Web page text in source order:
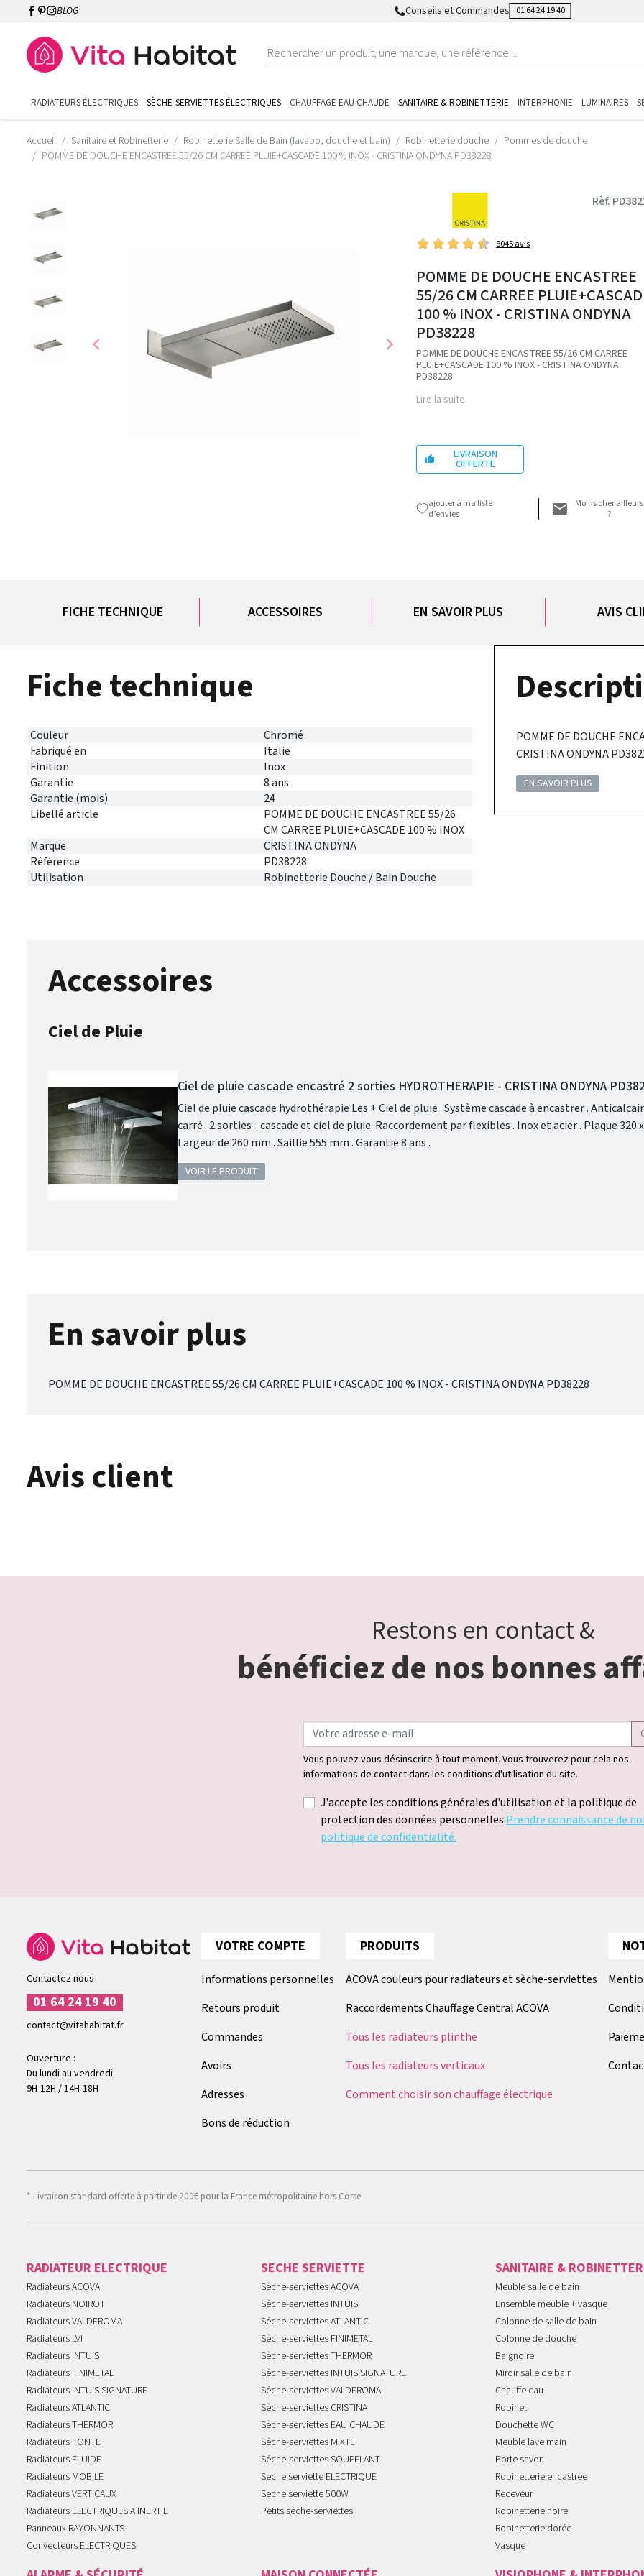
BLOG Conseils et Commandes 01 64 24 19 40
RADIATEURS ÉLECTRIQUES SÈCHE-SERVIETTES ÉLECTRIQUES CHAUFFAGE EAU CHAUDE SANITAIRE & ROBINETTERIE INTERPHONIE LUMINAIRES
Accueil Sanitaire et Robinetterie Robinetterie Salle de Bain (lavabo, douche et bain) Robinetterie douche
Pommes de douche
POMME DE DOUCHE ENCASTREE 55/26 CM CARREE PLUIE+CASCADE 100 % INOX - CRISTINA ONDYNA PD38228
chevron_left chevron_right
Rèf.
8045 avis
POMME DE DOUCHE ENCASTREE
55/26 CM CARREE
100 % INOX - CRISTINA ONDYNA
PD38228
POMME DE DOUCHE ENCASTREE 55/26 CM CARREE
PLUIE+CASCADE 100 % INOX - CRISTINA ONDYNA
PD38228
Lire la suite
 LIVRAISON
OFFERTE
ajouter à ma liste
d’envies
Moins cher ailleurs
?
FICHE TECHNIQUE ACCESSOIRES EN SAVOIR PLUS AVIS
Fiche technique
Couleur
Chromé
Fabriqué en
Italie
Finition
Inox
Garantie
8 ans
Garantie (mois)
24
Libellé article
POMME DE DOUCHE ENCASTREE 55/26
CM CARREE PLUIE+CASCADE 100 % INOX
Marque
CRISTINA ONDYNA
Référence
PD38228
Utilisation
Robinetterie Douche / Bain Douche
POMME DE DOUCHE
CRISTINA ONDYNA
EN SAVOIR PLUS
Accessoires
Ciel de Pluie
Ciel de pluie cascade encastré 2 sorties HYDROTHERAPIE - CRISTINA ONDYNA
Ciel de pluie cascade hydrothérapie Les + Ciel de pluie . Système cascade à encastrer . Anticalcaire mural
carré . 2 sorties : cascade et ciel de pluie. Raccordement par flexibles . Inox et acier . Plaque 320 x 90 mm .
Largeur de 260 mm . Saillie 555 mm . Garantie 8 ans .
VOIR LE PRODUIT
En savoir plus
POMME DE DOUCHE ENCASTREE 55/26 CM CARREE PLUIE+CASCADE 100 % INOX - CRISTINA ONDYNA PD38228
Avis client
Restons en contact &
bénéficiez de nos bonnes
Vous pouvez vous désinscrire à tout moment. Vous trouverez pour cela nos
informations de contact dans les conditions d'utilisation du site.
J'accepte les conditions générales d'utilisation et la politique de
protection des données personnelles Prendre connaissance de
politique de confidentialité.
Contactez nous
01 64 24 19 40
contact@vitahabitat.fr
Ouverture :
Du lundi au vendredi
9H-12H / 14H-18H
VOTRE COMPTE
Informations personnelles
Retours produit
Commandes
Avoirs
Adresses
Bons de réduction
PRODUITS
ACOVA couleurs pour radiateurs et sèche-serviettes
Raccordements Chauffage Central ACOVA
Tous les radiateurs plinthe
Tous les radiateurs verticaux
Comment choisir son chauffage électrique
* Livraison standard offerte à partir de 200€ pour la France métropolitaine hors Corse
RADIATEUR ELECTRIQUE
Radiateurs ACOVA
Radiateurs NOIROT
Radiateurs VALDEROMA
Radiateurs LVI
Radiateurs INTUIS
Radiateurs FINIMETAL
Radiateurs INTUIS SIGNATURE
Radiateurs ATLANTIC
Radiateurs THERMOR
Radiateurs FONTE
Radiateurs FLUIDE
Radiateurs MOBILE
Radiateurs VERTICAUX
Radiateurs ELECTRIQUES A INERTIE
Panneaux RAYONNANTS
Convecteurs ELECTRIQUES
SECHE SERVIETTE
Sèche-serviettes ACOVA
Sèche-serviettes INTUIS
Sèche-serviettes ATLANTIC
Sèche-serviettes FINIMETAL
Sèche-serviettes THERMOR
Sèche-serviettes INTUIS SIGNATURE
Sèche-serviettes VALDEROMA
Sèche-serviettes CRISTINA
Sèche-serviettes EAU CHAUDE
Sèche-serviettes MIXTE
Sèche-serviettes SOUFFLANT
Seche serviette ELECTRIQUE
Seche serviette 500W
Petits sèche-serviettes
SANITAIRE &
Meuble salle de bain
Ensemble meuble + vasque
Colonne de salle de bain
Colonne de douche
Baignoire
Miroir salle de bain
Chauffe eau
Robinet
Douchette WC
Meuble lave main
Porte savon
Robinetterie encastrée
Receveur
Robinetterie noire
Robinetterie dorée
Vasque